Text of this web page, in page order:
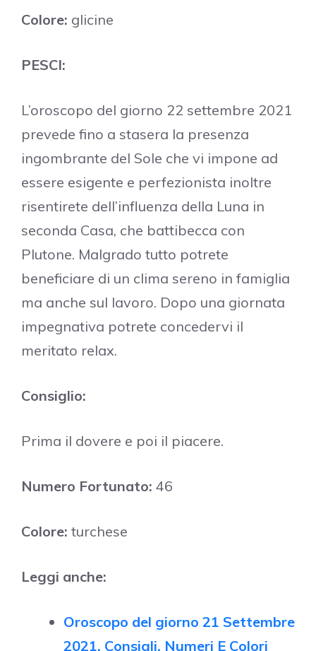
Colore: glicine
PESCI:
L’oroscopo del giorno 22 settembre 2021
prevede fino a stasera la presenza
ingombrante del Sole che vi impone ad
essere esigente e perfezionista inoltre
risentirete dell’influenza della Luna in
seconda Casa, che battibecca con
Plutone. Malgrado tutto potrete
beneficiare di un clima sereno in famiglia
ma anche sul lavoro. Dopo una giornata
impegnativa potrete concedervi il
meritato relax.
Consiglio:
Prima il dovere e poi il piacere.
Numero Fortunato: 46
Colore: turchese
Leggi anche:
Oroscopo del giorno 21 Settembre
2021. Consigli, Numeri E Colori